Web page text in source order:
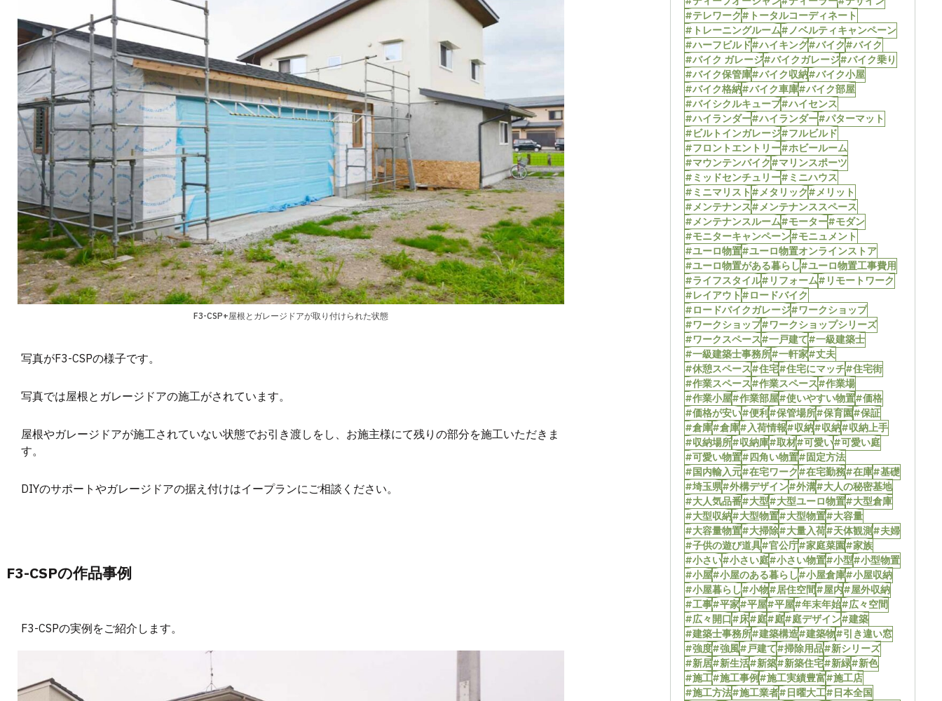
F3-CSP+屋根とガレージドアが取り付けられた状態
写真がF3-CSPの様子です。
写真では屋根とガレージドアの施工がされています。
屋根やガレージドアが施工されていない状態でお引き渡しをし、お施主様にて残りの部分を施工いただきま
す。
DIYのサポートやガレージドアの据え付けはイープランにご相談ください。
F3-CSPの作品事例
F3-CSPの実例をご紹介します。
#テレワーク#トータルコーディネート
#トレーニングルーム#ノベルティキャンペーン
#ハーフビルド#ハイキング#バイク#バイク
#バイク ガレージ#バイクガレージ#バイク乗り
#バイク保管庫#バイク収納#バイク小屋
#バイク格納#バイク車庫#バイク部屋
#バイシクルキューブ#ハイセンス
#ハイランダー#ハイランダー#パターマット
#ビルトインガレージ#フルビルド
#フロントエントリー#ホビールーム
#マウンテンバイク#マリンスポーツ
#ミッドセンチュリー#ミニハウス
#ミニマリスト#メタリック#メリット
#メンテナンス#メンテナンススペース
#メンテナンスルーム#モーター#モダン
#モニターキャンペーン#モニュメント
#ユーロ物置#ユーロ物置オンラインストア
#ユーロ物置がある暮らし#ユーロ物置工事費用
#ライフスタイル#リフォーム#リモートワーク
#レイアウト#ロードバイク
#ロードバイクガレージ#ワークショップ
#ワークショップ#ワークショップシリーズ
#ワークスペース#一戸建て#一級建築士
#一級建築士事務所#一軒家#丈夫
#休憩スペース#住宅#住宅にマッチ#住宅街
#作業スペース#作業スペース#作業場
#作業小屋#作業部屋#使いやすい物置#価格
#価格が安い#便利#保管場所#保育園#保証
#倉庫#倉庫#入荷情報#収納#収納#収納上手
#収納場所#収納庫#取材#可愛い#可愛い庭
#可愛い物置#四角い物置#固定方法
#国内輸入元#在宅ワーク#在宅勤務#在庫#基礎
#埼玉県#外構デザイン#外溝#大人の秘密基地
#大人気品番#大型#大型ユーロ物置#大型倉庫
#大型収納#大型物置#大型物置#大容量
#大容量物置#大掃除#大量入荷#天体観測#夫婦
#子供の遊び道具#官公庁#家庭菜園#家族
#小さい#小さい庭#小さい物置#小型#小型物置
#小屋#小屋のある暮らし#小屋倉庫#小屋収納
#小屋暮らし#小物#居住空間#屋内#屋外収納
#工事#平家#平屋#平屋#年末年始#広々空間
#広々開口#床#庭#庭#庭デザイン#建築
#建築士事務所#建築構造#建築物#引き違い窓
#強度#強風#戸建て#掃除用品#新シリーズ
#新居#新生活#新築#新築住宅#新緑#新色
#施工#施工事例#施工実績豊富#施工店
#施工方法#施工業者#日曜大工#日本全国